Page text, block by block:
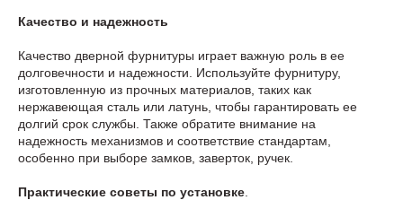
Качество и надежность
Качество дверной фурнитуры играет важную роль в ее
долговечности и надежности. Используйте фурнитуру,
изготовленную из прочных материалов, таких как
нержавеющая сталь или латунь, чтобы гарантировать ее
долгий срок службы. Также обратите внимание на
надежность механизмов и соответствие стандартам,
особенно при выборе замков, заверток, ручек.
Практические советы по установке